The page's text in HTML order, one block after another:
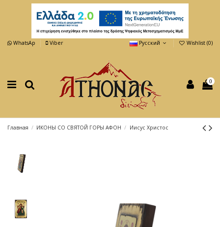
WhatsAp Viber Русский Wishlist (0)
0
Главная ИКОНЫ СО СВЯТОЙ ГОРЫ АФОН Иисус Христос